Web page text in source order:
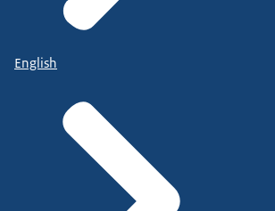
English